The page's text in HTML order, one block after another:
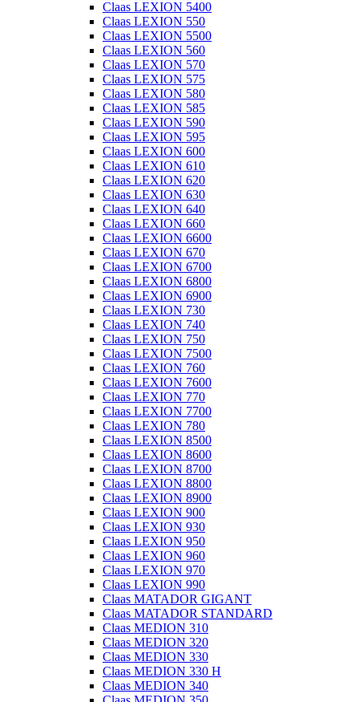
Claas LEXION 5400
Claas LEXION 550
Claas LEXION 5500
Claas LEXION 560
Claas LEXION 570
Claas LEXION 575
Claas LEXION 580
Claas LEXION 585
Claas LEXION 590
Claas LEXION 595
Claas LEXION 600
Claas LEXION 610
Claas LEXION 620
Claas LEXION 630
Claas LEXION 640
Claas LEXION 660
Claas LEXION 6600
Claas LEXION 670
Claas LEXION 6700
Claas LEXION 6800
Claas LEXION 6900
Claas LEXION 730
Claas LEXION 740
Claas LEXION 750
Claas LEXION 7500
Claas LEXION 760
Claas LEXION 7600
Claas LEXION 770
Claas LEXION 7700
Claas LEXION 780
Claas LEXION 8500
Claas LEXION 8600
Claas LEXION 8700
Claas LEXION 8800
Claas LEXION 8900
Claas LEXION 900
Claas LEXION 930
Claas LEXION 950
Claas LEXION 960
Claas LEXION 970
Claas LEXION 990
Claas MATADOR GIGANT
Claas MATADOR STANDARD
Claas MEDION 310
Claas MEDION 320
Claas MEDION 330
Claas MEDION 330 H
Claas MEDION 340